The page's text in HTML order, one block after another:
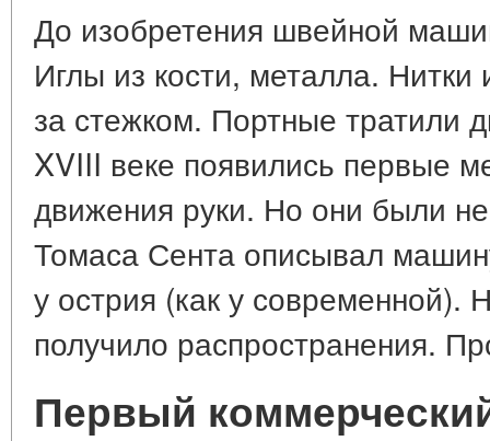
До изобретения швейной
Иглы из кости, металла.
за стежком. Портные тратили
XVIII веке появились первые
движения руки. Но они были
Томаса Сента описывал
у острия (как у современной).
получило распространения.
Первый